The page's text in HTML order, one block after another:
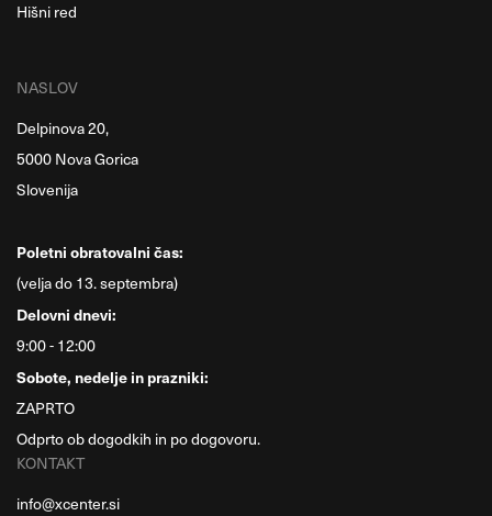
Hišni red
NASLOV
Delpinova 20,
5000 Nova Gorica
Slovenija
Poletni obratovalni čas:
(velja do 13. septembra)
Delovni dnevi:
9:00 - 12:00
Sobote, nedelje in prazniki:
ZAPRTO
Odprto ob dogodkih in po dogovoru.
KONTAKT
info@xcenter.si